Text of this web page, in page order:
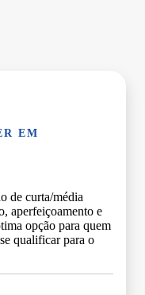
EM
de curta/média
aperfeiçoamento e
opção para quem
qualificar para o